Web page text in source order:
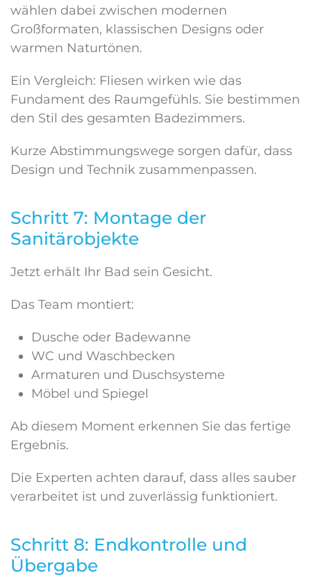
wählen dabei zwischen modernen
Großformaten, klassischen Designs oder
warmen Naturtönen.
Ein Vergleich: Fliesen wirken wie das
Fundament des Raumgefühls. Sie bestimmen
den Stil des gesamten Badezimmers.
Kurze Abstimmungswege sorgen dafür, dass
Design und Technik zusammenpassen.
Schritt 7: Montage der
Sanitärobjekte
Jetzt erhält Ihr Bad sein Gesicht.
Das Team montiert:
Dusche oder Badewanne
WC und Waschbecken
Armaturen und Duschsysteme
Möbel und Spiegel
Ab diesem Moment erkennen Sie das fertige
Ergebnis.
Die Experten achten darauf, dass alles sauber
verarbeitet ist und zuverlässig funktioniert.
Schritt 8: Endkontrolle und
Übergabe